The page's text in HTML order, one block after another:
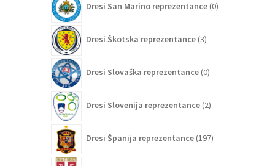
Dresi San Marino reprezentance 0izdelkov
Dresi Škotska reprezentance 3izdelki
Dresi Slovaška reprezentance 0izdelkov
Dresi Slovenija reprezentance 2izdelka
Dresi Španija reprezentance 197izdelkov